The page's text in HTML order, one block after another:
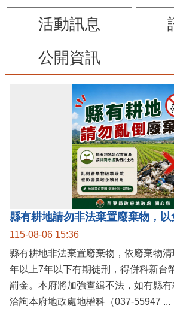
活動訊息
公開資訊
縣有耕地請勿非法棄置廢棄物，以
115-08-06 15:36
縣有耕地非法棄置廢棄物，依廢棄物
年以上7年以下有期徒刑，得併科新台
罰金。本府將加強查緝不法，如有縣
洽詢本府地政處地權科（037-55947 ...